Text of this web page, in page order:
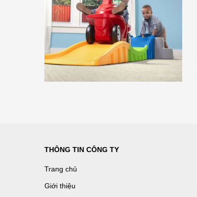
THÔNG TIN CÔNG TY
Trang chủ
Giới thiệu